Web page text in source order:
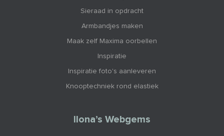
Sieraad in opdracht
Armbandjes maken
Maak zelf Maxima oorbellen
Inspiratie
Inspiratie foto's aanleveren
Knooptechniek rond elastiek
Ilona’s Webgems